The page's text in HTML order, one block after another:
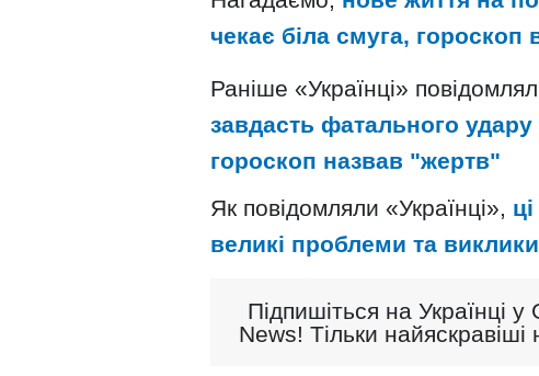
чекає біла смуга, гороскоп
Раніше «Українці»
завдасть фатального удару
гороскоп назвав "жертв"
Як повідомляли «Українці»,
великі проблеми та
Підпишіться на Українці у
News! Тільки найяскравіші